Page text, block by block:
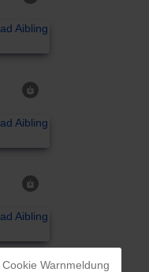
Cookie Warnmeldung